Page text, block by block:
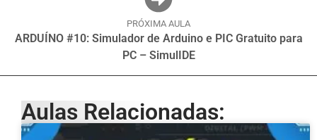
PRÓXIMA AULA
ARDUÍNO #10: Simulador de Arduino e PIC Gratuito para
PC – SimulIDE
Aulas Relacionadas: